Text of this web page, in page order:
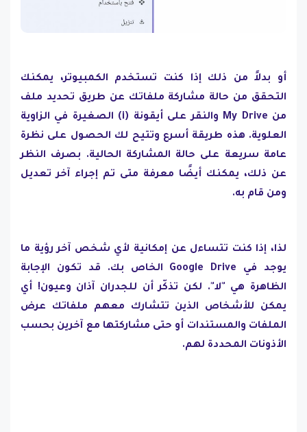
أو بدلاً من ذلك إذا كنت تستخدم الكمبيوتر، يمكنك
التحقق من حالة مشاركة ملفاتك عن طريق تحديد ملف
من My Drive والنقر على أيقونة (i) الصغيرة في الزاوية
العلوية. هذه طريقة أسرع وتتيح لك الحصول على نظرة
عامة سريعة على حالة المشاركة الحالية. بصرف النظر
عن ذلك، يمكنك أيضًا معرفة متى تم إجراء آخر تعديل
ومن قام به.
لذا، إذا كنت تتساءل عن إمكانية لأي شخص آخر رؤية ما
يوجد في Google Drive الخاص بك. قد تكون الإجابة
الظاهرة هي "لا". لكن تذكّر أن للجدران آذان وعيون! أي
يمكن للأشخاص الذين تتشارك معهم ملفاتك عرض
الملفات والمستندات أو حتى مشاركتها مع آخرين بحسب
الأذونات المحددة لهم.